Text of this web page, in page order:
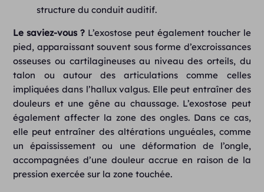
structure du conduit auditif.
Le saviez-vous ? L’exostose peut également toucher le
pied, apparaissant souvent sous forme d’excroissances
osseuses ou cartilagineuses au niveau des orteils, du
talon ou autour des articulations comme celles
impliquées dans l’hallux valgus. Elle peut entraîner des
douleurs et une gêne au chaussage. L’exostose peut
également affecter la zone des ongles. Dans ce cas,
elle peut entraîner des altérations unguéales, comme
un épaississement ou une déformation de l’ongle,
accompagnées d’une douleur accrue en raison de la
pression exercée sur la zone touchée.